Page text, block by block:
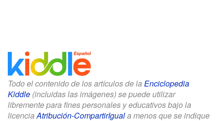
Todo el contenido de los artículos de la Enciclopedia
Kiddle (incluidas las imágenes) se puede utilizar
libremente para fines personales y educativos bajo la
licenciaAtribución-CompartirIguala menos que se indique